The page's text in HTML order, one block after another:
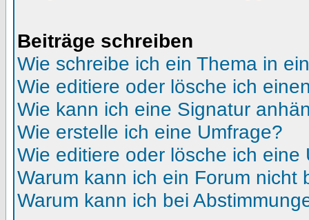
Beiträge schreiben
Wie schreibe ich ein Thema in
Wie editiere oder lösche ich
Wie kann ich eine Signatur
Wie erstelle ich eine Umfrage?
Wie editiere oder lösche ich eine
Warum kann ich ein Forum nicht
Warum kann ich bei